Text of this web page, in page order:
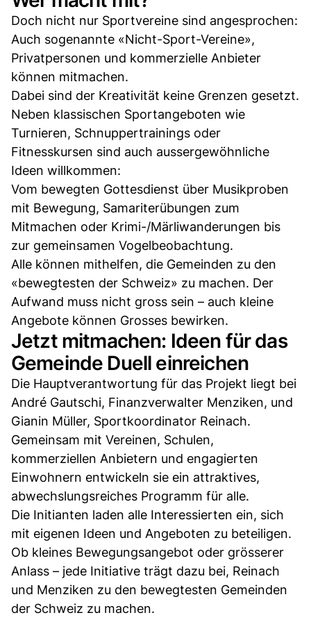
Doch nicht nur Sportvereine sind angesprochen:
Auch sogenannte «Nicht-Sport-Vereine»,
Privatpersonen und kommerzielle Anbieter
können mitmachen.
Dabei sind der Kreativität keine Grenzen gesetzt.
Neben klassischen Sportangeboten wie
Turnieren, Schnuppertrainings oder
Fitnesskursen sind auch aussergewöhnliche
Ideen willkommen:
Vom bewegten Gottesdienst über Musikproben
mit Bewegung, Samariterübungen zum
Mitmachen oder Krimi-/Märliwanderungen bis
zur gemeinsamen Vogelbeobachtung.
Alle können mithelfen, die Gemeinden zu den
«bewegtesten der Schweiz» zu machen. Der
Aufwand muss nicht gross sein – auch kleine
Angebote können Grosses bewirken.
Jetzt mitmachen: Ideen für das
Gemeinde Duell einreichen
Die Hauptverantwortung für das Projekt liegt bei
André Gautschi, Finanzverwalter Menziken, und
Gianin Müller, Sportkoordinator Reinach.
Gemeinsam mit Vereinen, Schulen,
kommerziellen Anbietern und engagierten
Einwohnern entwickeln sie ein attraktives,
abwechslungsreiches Programm für alle.
Die Initianten laden alle Interessierten ein, sich
mit eigenen Ideen und Angeboten zu beteiligen.
Ob kleines Bewegungsangebot oder grösserer
Anlass – jede Initiative trägt dazu bei, Reinach
und Menziken zu den bewegtesten Gemeinden
der Schweiz zu machen.